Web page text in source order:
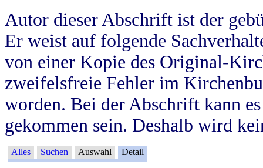
Autor dieser Abschrift ist der
Er weist auf folgende
von einer Kopie des Original-
zweifelsfreie Fehler im
worden. Bei der Abschrift kann
gekommen sein. Deshalb wird
Alles Suchen Auswahl Detail